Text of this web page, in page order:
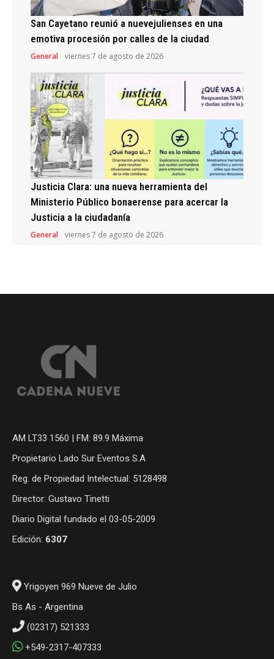
San Cayetano reunió a nuevejulienses en una
emotiva procesión por calles de la ciudad
General viernes 7 de agosto de 2026
Justicia Clara: una nueva herramienta del
Ministerio Público bonaerense para acercar la
Justicia a la ciudadanía
General viernes 7 de agosto de 2026
AM LT33 1560 | FM: 89.9 Máxima
Propietario Lado Sur Eventos S.A
Reg. de Propiedad Intelectual: 5128498
Director: Gustavo Tinetti
Diario Digital fundado el 03-05-2009
Edición: 6307
Yrigoyen 969 Nueve de Julio
Bs As - Argentina
(02317) 521333
+549-2317-407333